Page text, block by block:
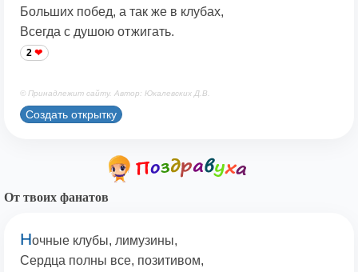
Больших побед, а так же в клубах,
Всегда с душою отжигать.
2
© Принадлежит сайту. Автор: Юкалевских Д.В.
Создать открытку
От твоих фанатов
Ночные клубы, лимузины,
Сердца полны все, позитивом,